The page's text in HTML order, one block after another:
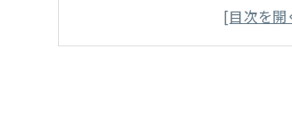
通常プランの発生はプラ